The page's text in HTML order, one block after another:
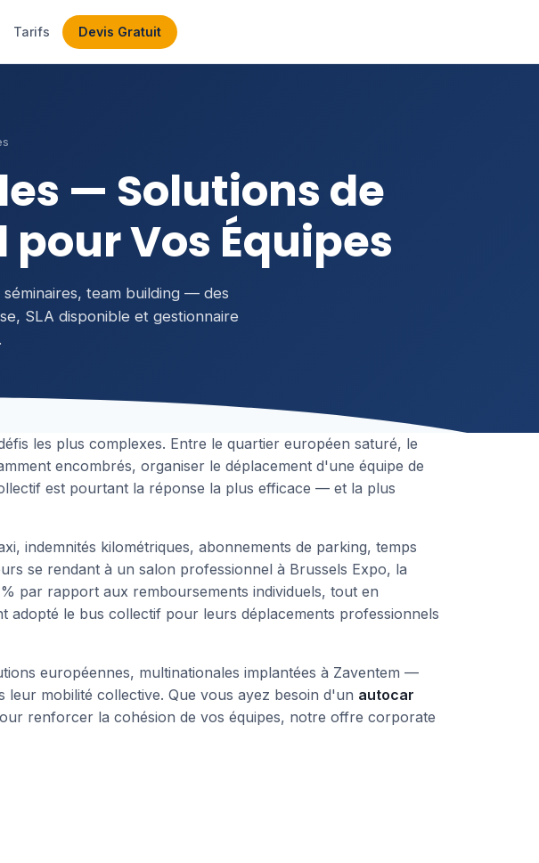
Tarifs Devis Gratuit
— Solutions de
Vos Équipes
team building — des
SLA disponible et gestionnaire
les plus complexes. Entre le quartier européen saturé, le
encombrés, organiser le déplacement d'une équipe de
est pourtant la réponse la plus efficace — et la plus
indemnités kilométriques, abonnements de parking, temps
se rendant à un salon professionnel à Brussels Expo, la
par rapport aux remboursements individuels, tout en
adopté le bus collectif pour leurs déplacements professionnels
européennes, multinationales implantées à Zaventem —
leur mobilité collective. Que vous ayez besoin d'un autocar
renforcer la cohésion de vos équipes, notre offre corporate